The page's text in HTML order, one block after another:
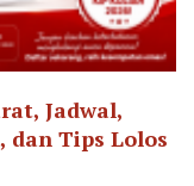
Jadwal,
dan Tips Lolos